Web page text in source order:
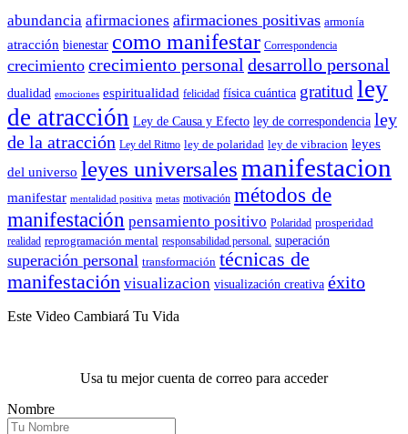
abundancia afirmaciones afirmaciones positivas armonía
atracción bienestar como manifestar Correspondencia
crecimiento crecimiento personal desarrollo personal
dualidad emociones espiritualidad felicidad física cuántica gratitud ley
de atracción Ley de Causa y Efecto ley de correspondencia ley
de la atracción Ley del Ritmo ley de polaridad ley de vibracion leyes
del universo leyes universalesmanifestacion
manifestar mentalidad positiva metas motivación métodos de
manifestación pensamiento positivo Polaridad prosperidad
realidad reprogramación mental responsabilidad personal. superación
superación personal transformación técnicas de
manifestación visualizacion visualización creativa éxito
Este Video Cambiará Tu Vida
Usa tu mejor cuenta de correo para acceder
Nombre